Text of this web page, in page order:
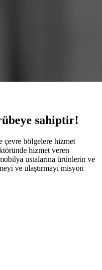
sahiptir!
çevre bölgelere hizmet
hizmet veren
ustalarına ürünlerin ve
ve ulaştırmayı misyon